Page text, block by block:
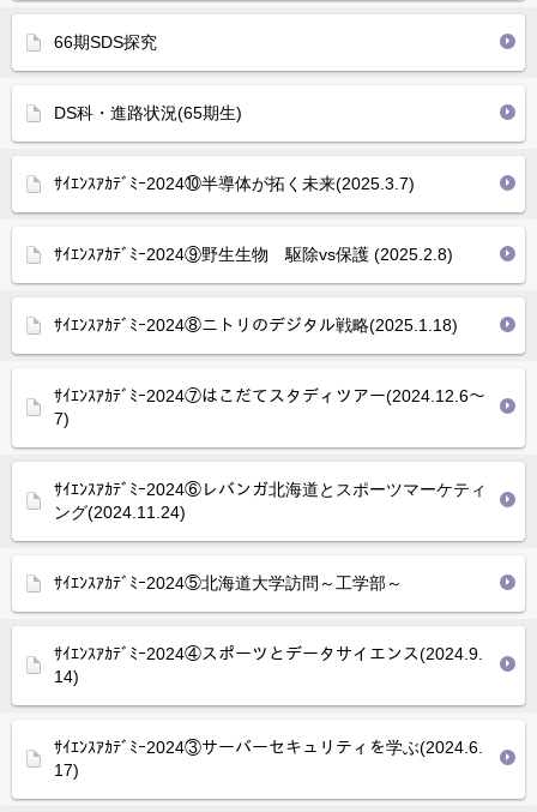
66期SDS探究
DS科・進路状況(65期生)
ｻｲｴﾝｽｱｶﾃﾞﾐｰ2024⑩半導体が拓く未来(2025.3.7)
ｻｲｴﾝｽｱｶﾃﾞﾐｰ2024⑨野生生物 駆除vs保護 (2025.2.8)
ｻｲｴﾝｽｱｶﾃﾞﾐｰ2024⑧ニトリのデジタル戦略(2025.1.18)
ｻｲｴﾝｽｱｶﾃﾞﾐｰ2024⑦はこだてスタディツアー(2024.12.6～
7)
ｻｲｴﾝｽｱｶﾃﾞﾐｰ2024⑥レバンガ北海道とスポーツマーケティ
ング(2024.11.24)
ｻｲｴﾝｽｱｶﾃﾞﾐｰ2024⑤北海道大学訪問～工学部～
ｻｲｴﾝｽｱｶﾃﾞﾐｰ2024④スポーツとデータサイエンス(2024.9.
14)
ｻｲｴﾝｽｱｶﾃﾞﾐｰ2024③サーバーセキュリティを学ぶ(2024.6.
17)